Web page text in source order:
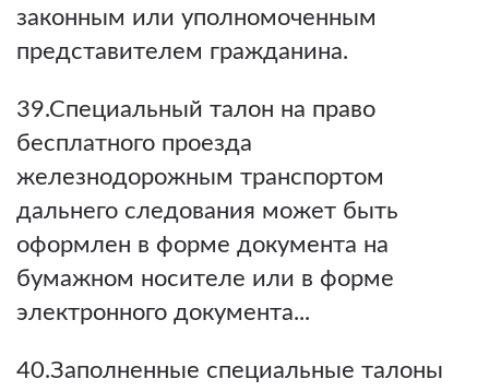
законным или уполномоченным
представителем гражданина.
39.Специальный талон на право
бесплатного проезда
железнодорожным транспортом
дальнего следования может быть
оформлен в форме документа на
бумажном носителе или в форме
электронного документа...
40.Заполненные специальные талоны